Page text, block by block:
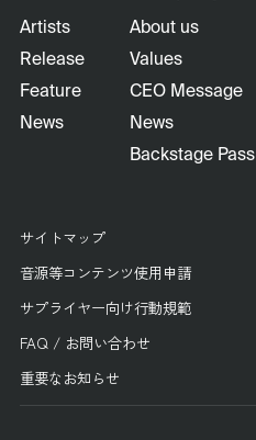
Artists
Release
Feature
News
About us
Values
CEO Message
News
Backstage Pass
サイトマップ
音源等コンテンツ使用申請
サプライヤー向け行動規範
FAQ / お問い合わせ
重要なお知らせ